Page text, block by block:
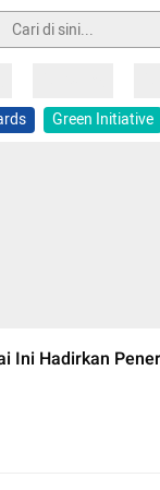
Green Initiative
Ini Hadirkan